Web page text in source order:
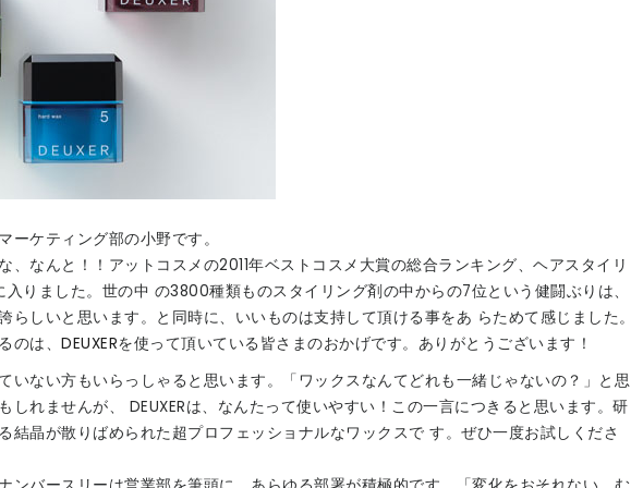
ーケティング部の小野です。
、なんと！！アットコスメの2011年ベストコスメ大賞の総合ランキング、ヘアスタイリ
入りました。世の中 の3800種類ものスタイリング剤の中からの7位という健闘ぶりは、
らしいと思います。と同時に、いいものは支持して頂ける事をあ らためて感じました。
のは、 DEUXERを使って頂いている皆さまのおかげです。ありがとうございます！
いない方もいらっしゃると思います。「ワックスなんてどれも一緒じゃないの？」と思
しれませんが、 DEUXERは、なんたって使いやすい！この一言につきると思います。研
結晶が散りばめられた超プロフェッショナルなワックスで す。ぜひ一度お試しくださ